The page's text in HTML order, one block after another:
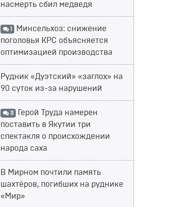
насмерть сбил медведя
1 Минсельхоз: снижение
поголовья КРС объясняется
оптимизацией производства
Рудник «Дуэтский» «заглох» на
90 суток из-за нарушений
11 Герой Труда намерен
поставить в Якутии три
спектакля о происхождении
народа саха
В Мирном почтили память
шахтёров, погибших на руднике
«Мир»